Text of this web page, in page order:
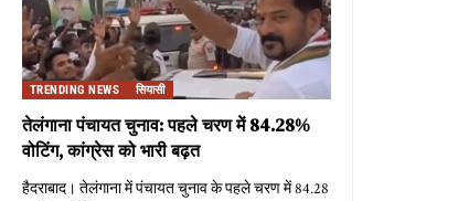
TRENDING NEWS सियासी
तेलंगाना पंचायत चुनाव: पहले चरण में 84.28%
वोटिंग, कांग्रेस को भारी बढ़त
हैदराबाद। तेलंगाना में पंचायत चुनाव के पहले चरण में 84.28